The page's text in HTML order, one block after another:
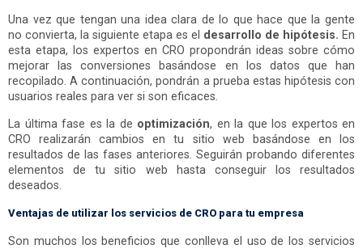
Una vez que tengan una idea clara de lo que hace que la gente
no convierta, la siguiente etapa es el desarrollo de hipótesis. En
esta etapa, los expertos en CRO propondrán ideas sobre cómo
mejorar las conversiones basándose en los datos que han
recopilado. A continuación, pondrán a prueba estas hipótesis con
usuarios reales para ver si son eficaces.
La última fase es la de optimización, en la que los expertos en
CRO realizarán cambios en tu sitio web basándose en los
resultados de las fases anteriores. Seguirán probando diferentes
elementos de tu sitio web hasta conseguir los resultados
deseados.
Ventajas de utilizar los servicios de CRO para tu empresa
Son muchos los beneficios que conlleva el uso de los servicios